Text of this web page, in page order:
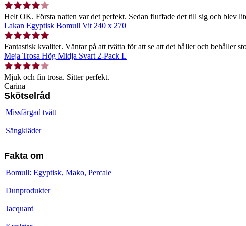
Helt OK. Första natten var det perfekt. Sedan fluffade det till sig och blev
Lakan Egyptisk Bomull Vit 240 x 270
Fantastisk kvalitet. Väntar på att tvätta för att se att det håller och behåller
Meja Trosa Hög Midja Svart 2-Pack L
Mjuk och fin trosa. Sitter perfekt.
Carina
Skötselråd
Missfärgad tvätt
Sängkläder
Fakta om
Bomull: Egyptisk, Mako, Percale
Dunprodukter
Jacquard